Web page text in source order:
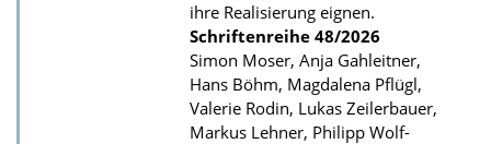
ihre Realisierung eignen.
Schriftenreihe 48/2026
Simon Moser, Anja Gahleitner,
Hans Böhm, Magdalena Pflügl,
Valerie Rodin, Lukas Zeilerbauer,
Markus Lehner, Philipp Wolf-